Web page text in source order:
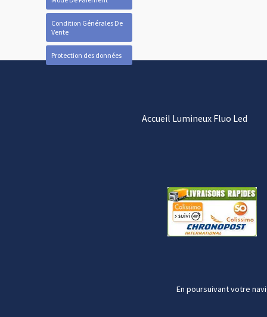
Condition Générales De
Vente
Protection des données
Accueil Lumineux Fluo Led
En poursuivant votre